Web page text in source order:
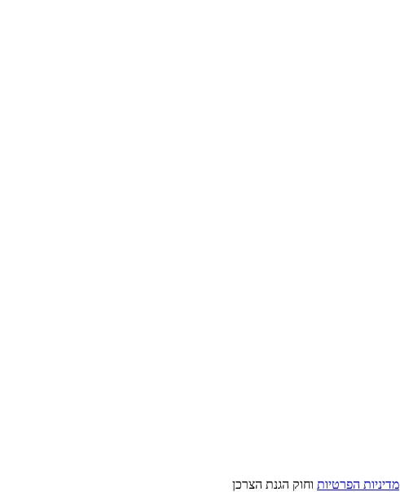
מדיניות הפרטיות וחוק הגנת הצרכן